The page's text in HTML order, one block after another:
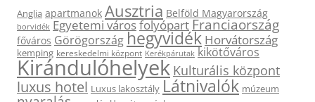
Anglia apartmanok Ausztria Belföld Magyarország
borvidék Egyetemi városfolyópartFranciaország
főváros Görögországhegyvidék Horvátország
kemping kereskedelmi központ Kerékpárutak kikötőváros
Kirándulóhelyek Kulturális központ
luxus hotel Luxus lakosztály Látnivalók múzeum